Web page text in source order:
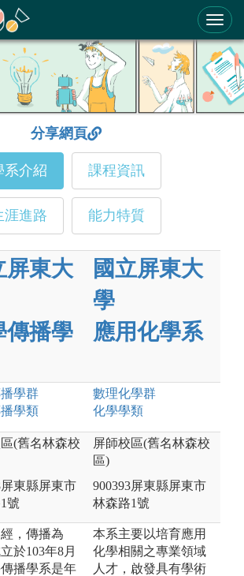
高中育才輔助系統
分享網頁
系介紹 課程資訊
涯進路 能力特質
屏東大
傳播學
國立屏東大
學
應用化學系
學群
學類
數理化學群
化學學類
(舊名林森校
屏東縣屏東市
號
屏師校區(舊名林森校
區)
900393屏東縣屏東市
林森路1號
，傳播為
於103年8月
播學系是年
本系主要以培育應用
化學相關之專業領域
人才，啟發具有學術